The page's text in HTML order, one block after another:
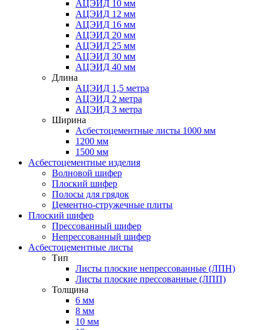
АЦЭИД 10 мм
АЦЭИД 12 мм
АЦЭИД 16 мм
АЦЭИД 20 мм
АЦЭИД 25 мм
АЦЭИД 30 мм
АЦЭИД 40 мм
Длина
АЦЭИД 1,5 метра
АЦЭИД 2 метра
АЦЭИД 3 метра
Ширина
Асбестоцементные листы 1000 мм
1200 мм
1500 мм
Асбестоцементные изделия
Волновой шифер
Плоский шифер
Полосы для грядок
Цементно-стружечные плиты
Плоский шифер
Прессованный шифер
Непрессованный шифер
Асбестоцементные листы
Тип
Листы плоские непрессованные (ЛПН)
Листы плоские прессованные (ЛПП)
Толщина
6 мм
8 мм
10 мм